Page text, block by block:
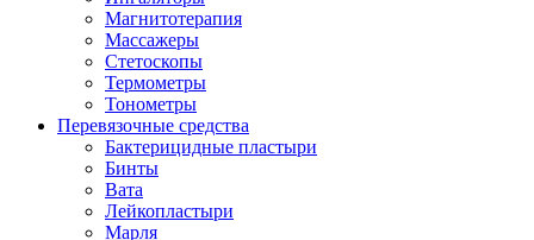
Магнитотерапия
Массажеры
Стетоскопы
Термометры
Тонометры
Перевязочные средства
Бактерицидные пластыри
Бинты
Вата
Лейкопластыри
Марля